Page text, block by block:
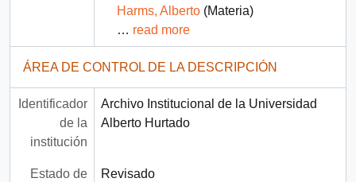
Harms, Alberto(Materia)
… read more
ÁREA DE CONTROL DE LA DESCRIPCIÓN
Identificador
de la
institución
Archivo Institucional de la Universidad
Alberto Hurtado
Estado de
Revisado